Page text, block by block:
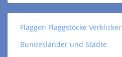
Flaggen Flaggstöcke Verklicker
Bundesländer und Städte